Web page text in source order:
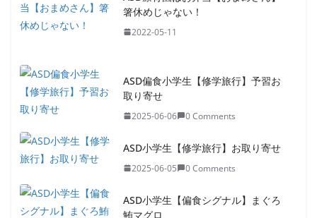
箸休めじゃない！
2022-05-11
ASD偏食小学生【修学旅行】予習お
取り寄せ
2025-06-06 0 Comments
ASD小学生【修学旅行】お取り寄せ
2025-06-05 0 Comments
ASD小学生【偏食シグナル】まぐろ
鮪マグロ